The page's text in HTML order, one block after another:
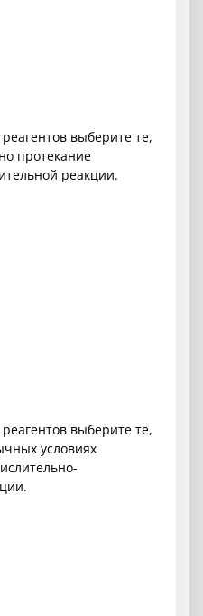
выберите те,
протекание
реакции.
выберите те,
условиях